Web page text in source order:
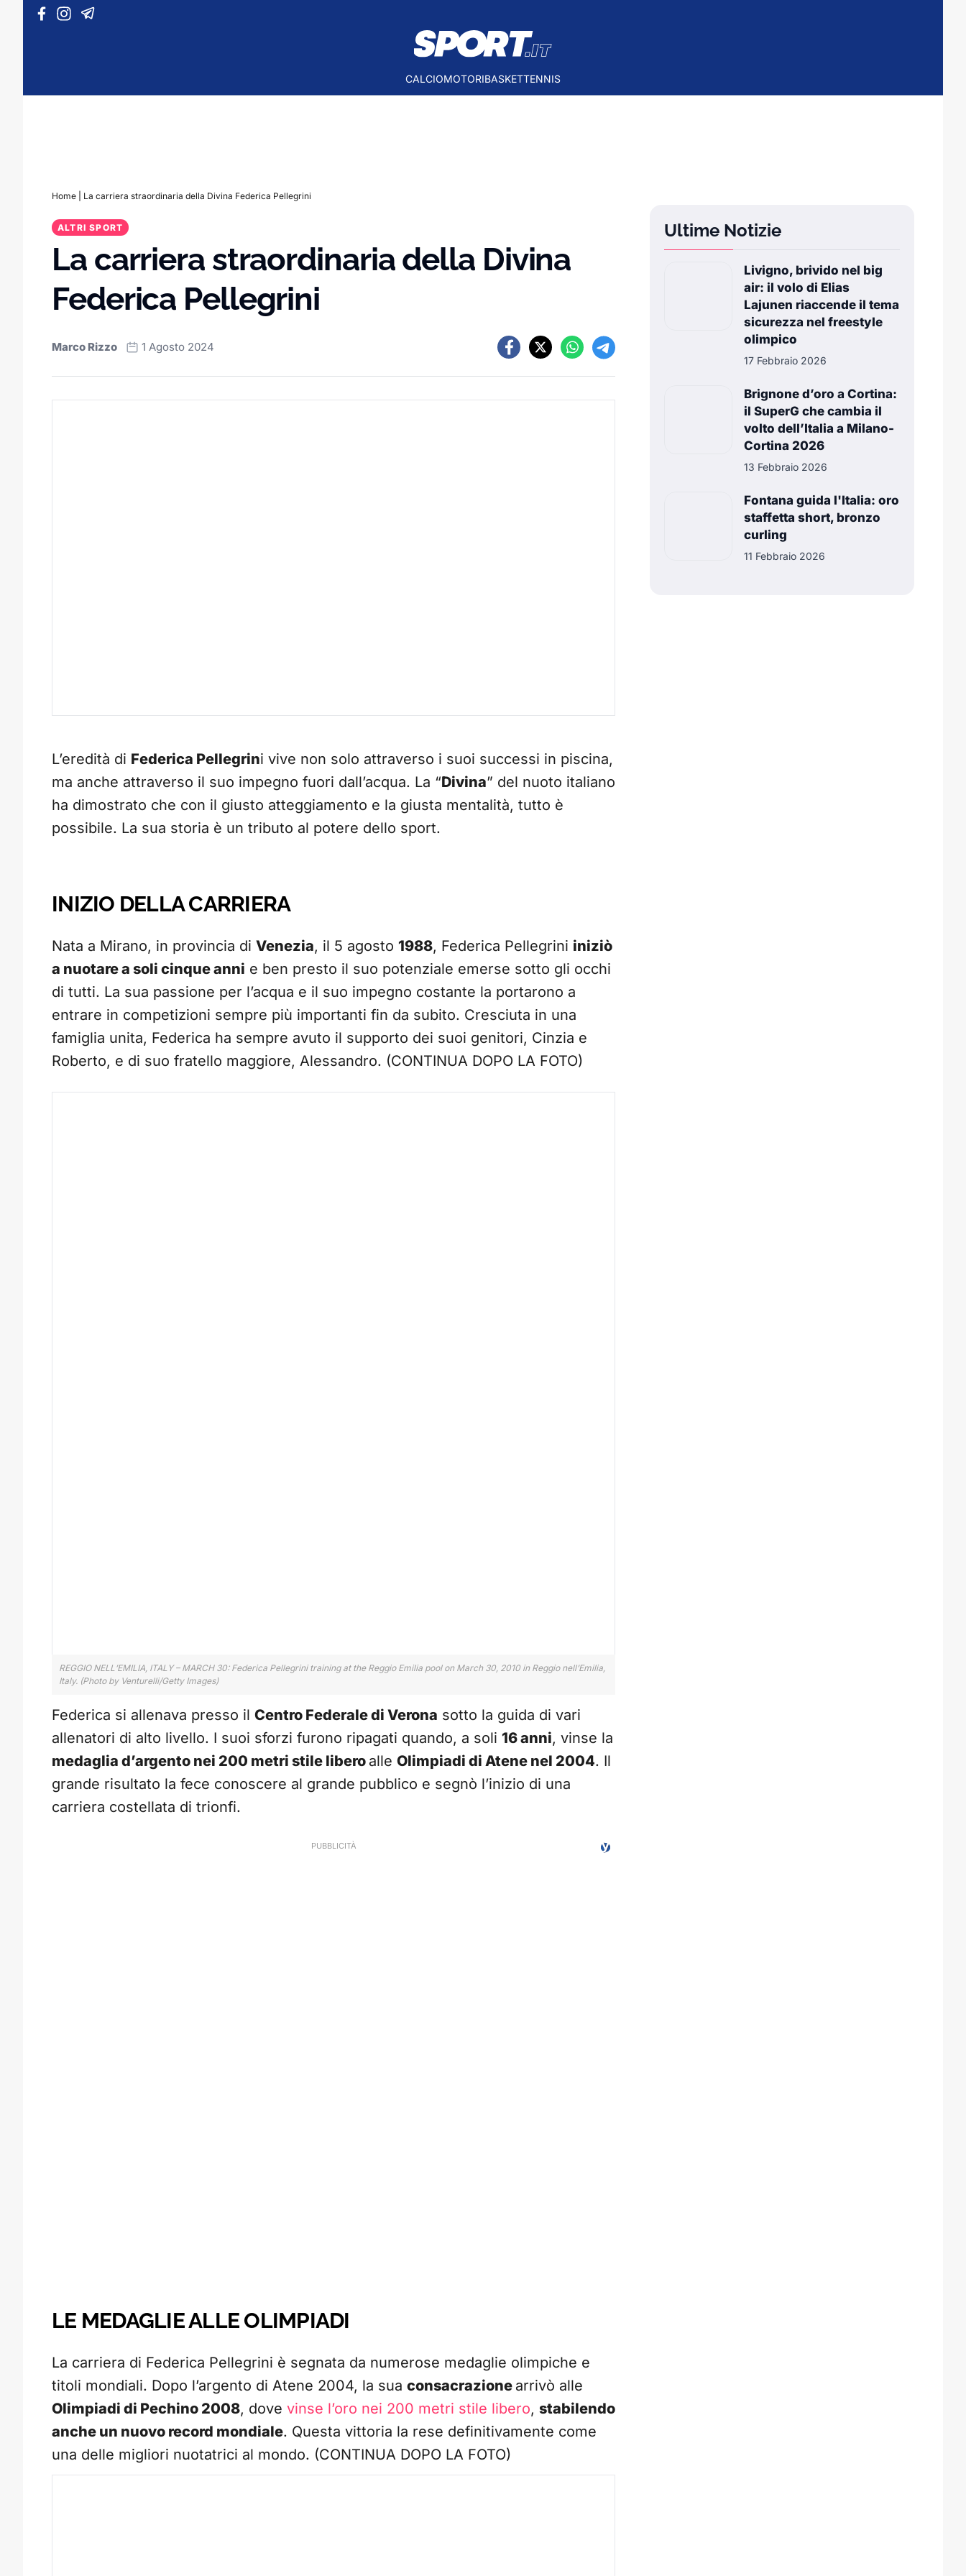
Vai al contenuto
CALCIOMOTORIBASKETTENNIS
Home La carriera straordinaria della Divina Federica Pellegrini
ALTRI SPORT
La carriera straordinaria della Divina
Federica Pellegrini
Marco Rizzo 1 Agosto 2024
L’eredità di Federica Pellegrini vive non solo attraverso i suoi successi in piscina,
ma anche attraverso il suo impegno fuori dall’acqua. La “Divina” del nuoto italiano
ha dimostrato che con il giusto atteggiamento e la giusta mentalità, tutto è
possibile. La sua storia è un tributo al potere dello sport.
INIZIO DELLA CARRIERA
Nata a Mirano, in provincia di Venezia, il 5 agosto 1988, Federica Pellegrini iniziò
a nuotare a soli cinque anni e ben presto il suo potenziale emerse sotto gli occhi
di tutti. La sua passione per l’acqua e il suo impegno costante la portarono a
entrare in competizioni sempre più importanti fin da subito. Cresciuta in una
famiglia unita, Federica ha sempre avuto il supporto dei suoi genitori, Cinzia e
Roberto, e di suo fratello maggiore, Alessandro. (CONTINUA DOPO LA FOTO)
REGGIO NELL’EMILIA, ITALY – MARCH 30: Federica Pellegrini training at the Reggio Emilia pool on March 30, 2010 in Reggio nell’Emilia,
Italy. (Photo by Venturelli/Getty Images)
Federica si allenava presso il Centro Federale di Verona sotto la guida di vari
allenatori di alto livello. I suoi sforzi furono ripagati quando, a soli 16 anni, vinse la
medaglia d’argento nei 200 metri stile libero alle Olimpiadi di Atene nel 2004. Il
grande risultato la fece conoscere al grande pubblico e segnò l’inizio di una
carriera costellata di trionfi.
LE MEDAGLIE ALLE OLIMPIADI
La carriera di Federica Pellegrini è segnata da numerose medaglie olimpiche e
titoli mondiali. Dopo l’argento di Atene 2004, la sua consacrazione arrivò alle
Olimpiadi di Pechino 2008, dove vinse l’oro nei 200 metri stile libero, stabilendo
anche un nuovo record mondiale. Questa vittoria la rese definitivamente come
una delle migliori nuotatrici al mondo. (CONTINUA DOPO LA FOTO)
Ultime Notizie
Livigno, brivido nel big
air: il volo di Elias
Lajunen riaccende il tema
sicurezza nel freestyle
olimpico
17 Febbraio 2026
Brignone d’oro a Cortina:
il SuperG che cambia il
volto dell’Italia a Milano-
Cortina 2026
13 Febbraio 2026
Fontana guida l'Italia: oro
staffetta short, bronzo
curling
11 Febbraio 2026